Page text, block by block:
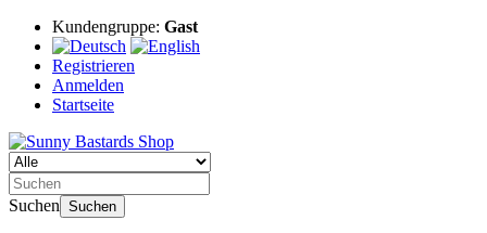
Kundengruppe: Gast
Registrieren
Anmelden
Startseite
Suchen Suchen